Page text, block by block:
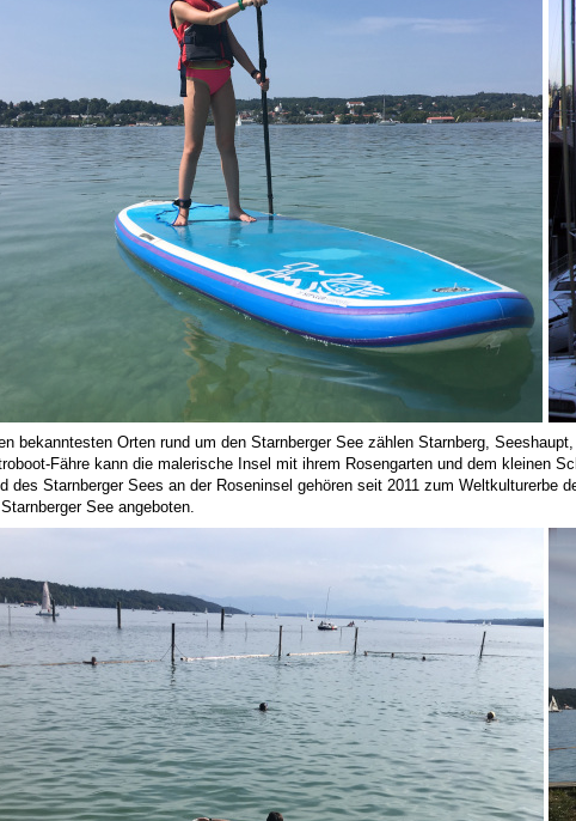
bekanntesten Orten rund um den Starnberger See zählen Starnberg,
Fähre kann die malerische Insel mit ihrem Rosengarten und dem kleinen
des Starnberger Sees an der Roseninsel gehören seit 2011 zum Weltkulturerbe
See angeboten.